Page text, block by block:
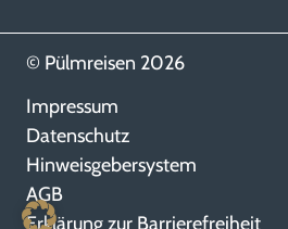
© Pülmreisen 2026
Impressum
Datenschutz
Hinweisgebersystem
AGB
Erklärung zur Barrierefreiheit